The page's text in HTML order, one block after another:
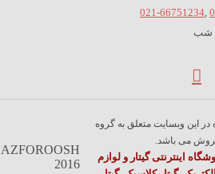
021-66751234
این وبسایت متعلق به گروه
می باشد.
اینترنتی گیتار و لوازم
2016